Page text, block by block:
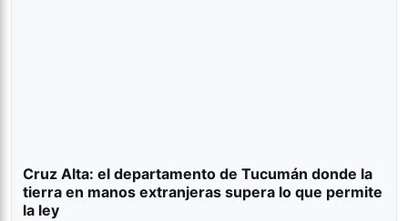
Cruz Alta: el departamento de Tucumán donde la
tierra en manos extranjeras supera lo que permite
la ley